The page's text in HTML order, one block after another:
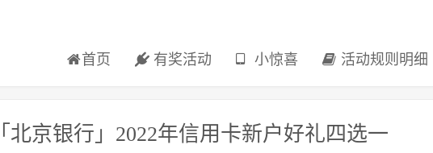
首页 有奖活动 小惊喜 活动规则明细
「北京银行」2022年信用卡新户好礼四选一